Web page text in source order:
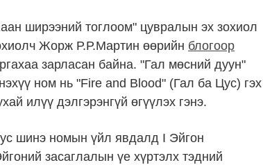
ширээний тоглоом" цувралын эх зохиол
Жорж Р.Р.Мартин өөрийн блогоор
зарласан байна. "Гал мөсний дуун"
ном нь "Fire and Blood" (Гал ба Цус) гэх
илүү дэлгэрэнгүй өгүүлэх гэнэ.
шинэ номын үйл явдалд I Эйгон
засаглалын үе хүртэлх тэдний